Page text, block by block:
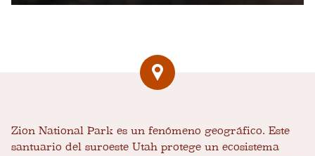
Zion National Park es un fenómeno geográfico. Este
santuario del suroeste Utah protege un ecosistema